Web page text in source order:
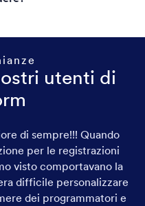
utenti di
di sempre!!! Quando
per le registrazioni
visto comportavano la
difficile personalizzare
dei programmatori e